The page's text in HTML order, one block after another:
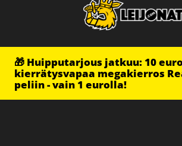
🎁 Huipputarjous jatkuu: 10
kierrätysvapaa megakierros
peliin - vain 1 eurolla!